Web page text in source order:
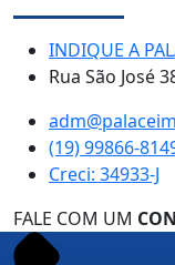
INDIQUE A
Rua São José
(19) 99866-
Creci: 34933-J
FALE COM UM